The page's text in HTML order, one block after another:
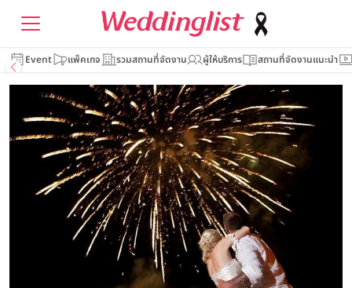
Event แพ็คเกจ รวมสถานที่จัดงาน ผู้ให้บริการ สถานที่จัดงานแนะนำ